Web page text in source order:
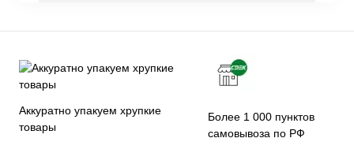
Аккуратно упакуем хрупкие
товары
Более 1 000 пунктов
самовывоза по РФ